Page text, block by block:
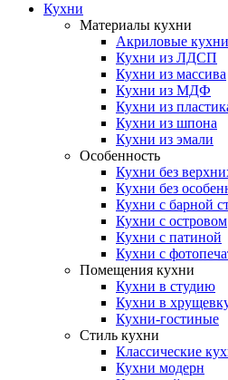
Кухни
Материалы кухни
Акриловые кухни
Кухни из ЛДСП
Кухни из массива
Кухни из МДФ
Кухни из
Кухни из шпона
Кухни из эмали
Особенность
Кухни без
Кухни без
Кухни с барной
Кухни с островом
Кухни с патиной
Кухни с
Помещения кухни
Кухни в студию
Кухни в
Кухни-гостиные
Стиль кухни
Классические
Кухни модерн